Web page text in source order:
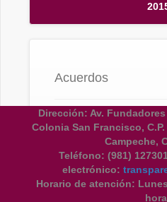
Acuerdos
ACUERDO No. CG/
GENERAL DEL
ESTADO DE
DETERMINA EL
PÚBLICO PARA LOS
Dirección: Av.
Colonia San Francisco,
Campeche,
Teléfono: (981)
electrónico:
Horario de atención: